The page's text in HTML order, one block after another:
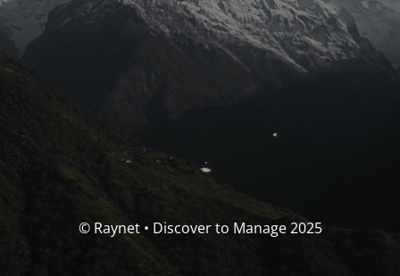
© Raynet • Discover to Manage 2025